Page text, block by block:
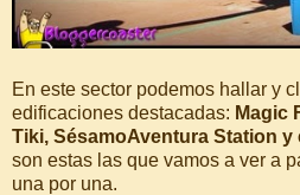
En este sector podemos hallar y
edificaciones destacadas: Magic
Tiki, SésamoAventura Station
son estas las que vamos a ver a
una por una.